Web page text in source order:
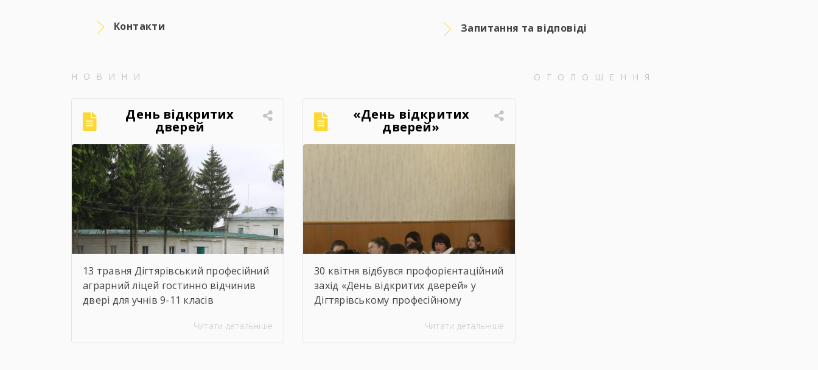
Контакти Запитання та відповіді
НОВИНИ
День відкритих
дверей
13 травня Дігтярівський професійний
аграрний ліцей гостинно відчинив
двері для учнів 9-11 класів
словом до майбутніх випускників
Читати детальніше
«День відкритих
дверей»
30 квітня відбувся профорієнтаційний
захід «День відкритих дверей» у
Дігтярівському професійному
9-х – 11-х класів Дігтярівського та
Читати детальніше
ОГОЛОШЕННЯ